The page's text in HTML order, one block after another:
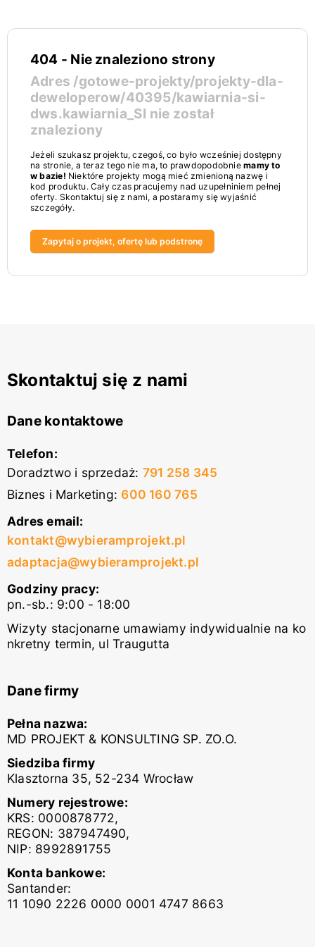
404 - Nie znaleziono strony
Adres /gotowe-projekty/projekty-dla-
deweloperow/40395/kawiarnia-si-
dws.kawiarnia_SI nie został
znaleziony
Jeżeli szukasz projektu, czegoś, co było wcześniej dostępny
na stronie, a teraz tego nie ma, to prawdopodobniemamy to
w bazie! Niektóre projekty mogą mieć zmienioną nazwę i
kod produktu. Cały czas pracujemy nad uzupełniniem pełnej
oferty. Skontaktuj się z nami, a postaramy się wyjaśnić
szczegóły.
Zapytaj o projekt, ofertę lub podstronę
Skontaktuj się z nami
Dane kontaktowe
Telefon:
Doradztwo i sprzedaż: 791 258 345
Biznes i Marketing: 600 160 765
Adres email:
kontakt@wybieramprojekt.pl
adaptacja@wybieramprojekt.pl
Godziny pracy:
pn.-sb.: 9:00 - 18:00
Wizyty stacjonarne umawiamy indywidualnie na ko
nkretny termin, ul Traugutta
Dane firmy
Pełna nazwa:
MD PROJEKT & KONSULTING SP. ZO.O.
Siedziba firmy
Klasztorna 35, 52-234 Wrocław
Numery rejestrowe:
KRS: 0000878772,
REGON: 387947490,
NIP: 8992891755
Konta bankowe:
Santander:
11 1090 2226 0000 0001 4747 8663